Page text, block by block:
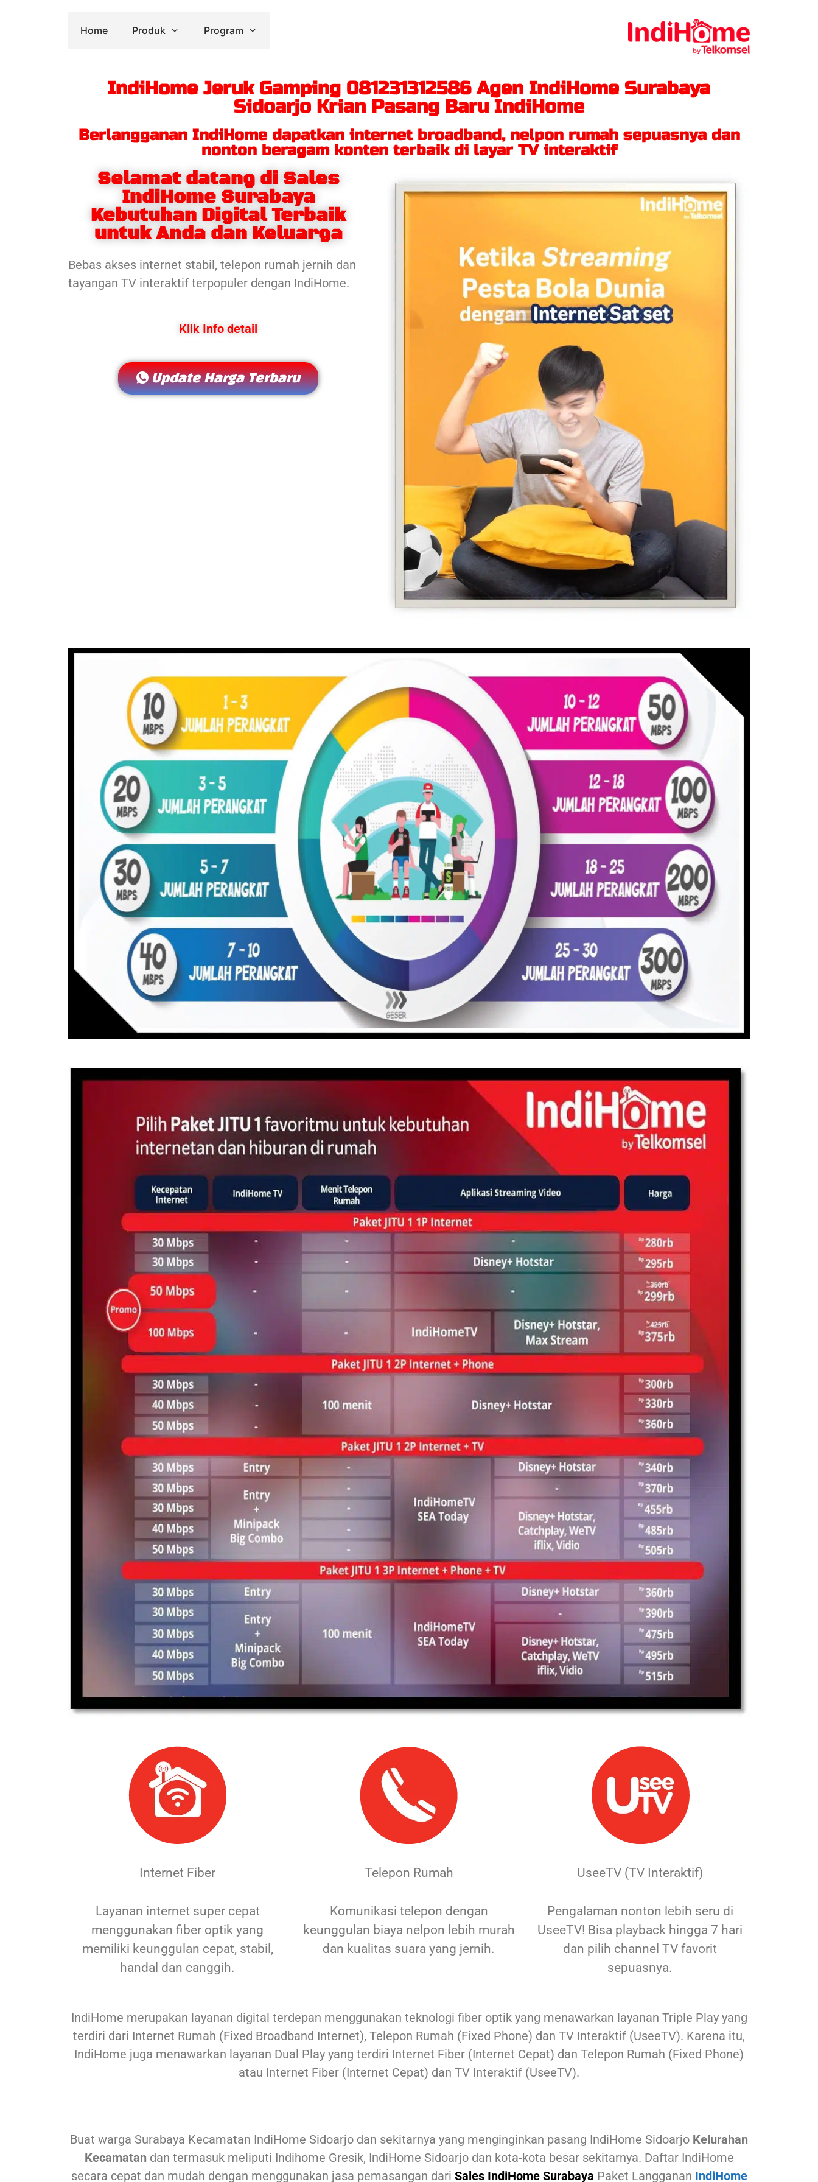
Home Produk Program
IndiHome Jeruk Gamping 081231312586 Agen IndiHome Surabaya
Sidoarjo Krian Pasang Baru IndiHome
Berlangganan IndiHome dapatkan internet broadband, nelpon rumah sepuasnya dan
nonton beragam konten terbaik di layar TV interaktif
Selamat datang di Sales
IndiHome Surabaya
Kebutuhan Digital Terbaik
untuk Anda dan Keluarga
Bebas akses internet stabil, telepon rumah jernih dan
tayangan TV interaktif terpopuler dengan IndiHome.
Klik Info detail
Update Harga Terbaru
Internet Fiber
Layanan internet super cepat
menggunakan fiber optik yang
memiliki keunggulan cepat, stabil,
handal dan canggih.
Telepon Rumah
Komunikasi telepon dengan
keunggulan biaya nelpon lebih murah
dan kualitas suara yang jernih.
UseeTV (TV Interaktif)
Pengalaman nonton lebih seru di
UseeTV! Bisa playback hingga 7 hari
dan pilih channel TV favorit
sepuasnya.
IndiHome merupakan layanan digital terdepan menggunakan teknologi fiber optik yang menawarkan layanan Triple Play yang
terdiri dari Internet Rumah (Fixed Broadband Internet), Telepon Rumah (Fixed Phone) dan TV Interaktif (UseeTV). Karena itu,
IndiHome juga menawarkan layanan Dual Play yang terdiri Internet Fiber (Internet Cepat) dan Telepon Rumah (Fixed Phone)
atau Internet Fiber (Internet Cepat) dan TV Interaktif (UseeTV).
Buat warga Surabaya Kecamatan IndiHome Sidoarjo dan sekitarnya yang menginginkan pasang IndiHome Sidoarjo Kelurahan
Kecamatan dan termasuk meliputi Indihome Gresik, IndiHome Sidoarjo dan kota-kota besar sekitarnya. Daftar IndiHome
secara cepat dan mudah dengan menggunakan jasa pemasangan dari Sales IndiHome Surabaya Paket Langganan IndiHome